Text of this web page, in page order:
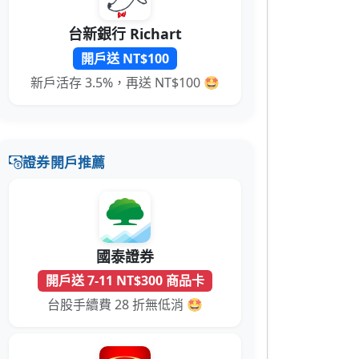
台新銀行 Richart
開戶送 NT$100
新戶活存 3.5%，再送 NT$100 🤩
證券開戶推薦
國泰證券
開戶送 7-11 NT$300 商品卡
台股手續費 28 折無低消 🤩